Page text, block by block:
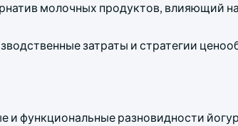
молочных продуктов, влияющий
затраты и стратегии
функциональные разновидности